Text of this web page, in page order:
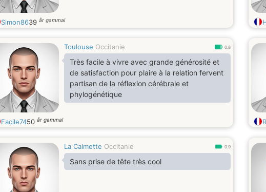
Simon8639 år gammal
Toulouse Occitanie 0.8
Très facile à vivre avec grande générosité et
de satisfaction pour plaire à la relation fervent
partisan de la réflexion cérébrale et
phylogénétique
Facile7450 år gammal
La Calmette Occitanie 0.9
Sans prise de tête très cool